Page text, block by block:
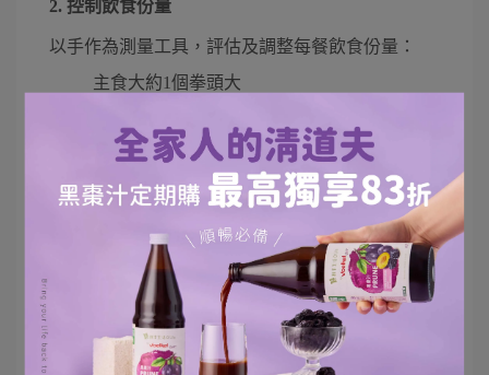
2. 控制飲食份量
以手作為測量工具，評估及調整每餐飲食份量：
主食大約1個拳頭大
水果大約1個拳頭大
豆魚蛋肉類約為1個掌心的份量(厚度約與掌心
油脂與堅果種子類約為1個拇指指節的份量
3. 選擇原型食物，減少攝取加工食品
「原型食物」是指最接近食物本身狀態，未加工或
只簡單處理便可供食用的食物。原型食物保留較多